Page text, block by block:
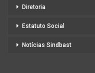
Diretoria
Estatuto Social
Notícias Sindbast